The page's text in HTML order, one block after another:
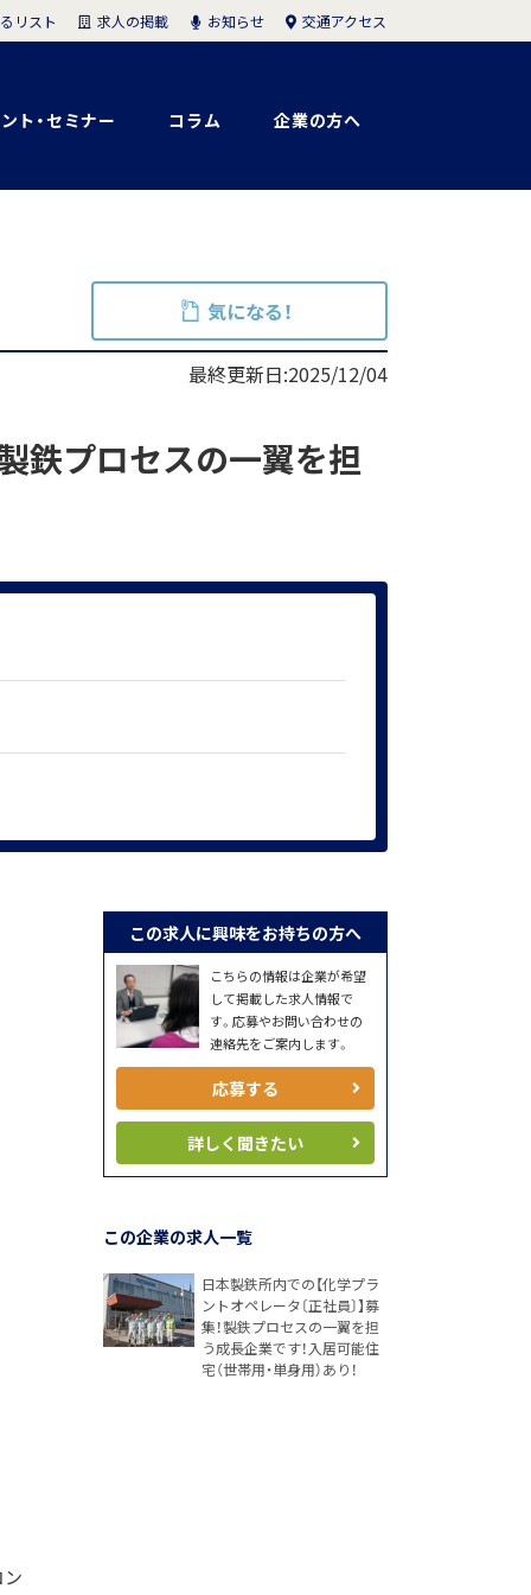
ト・セミナー コラム 企業の方へ
リスト 求人の掲載 お知らせ 交通アクセス
気になる！
最終更新日:2025/12/04
製鉄プロセスの一翼を担
ン
この求人に興味をお持ちの方へ
こちらの情報は企業が希望
して掲載した求人情報で
す。応募やお問い合わせの
連絡先をご案内します。
応募する
詳しく聞きたい
この企業の求人一覧
日本製鉄所内での【化学プラ
ントオペレータ〔正社員〕】募
集！製鉄プロセスの一翼を担
う成長企業です！入居可能住
宅（世帯用・単身用）あり！